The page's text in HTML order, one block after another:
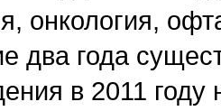
онкология,
два года
в 2011 году